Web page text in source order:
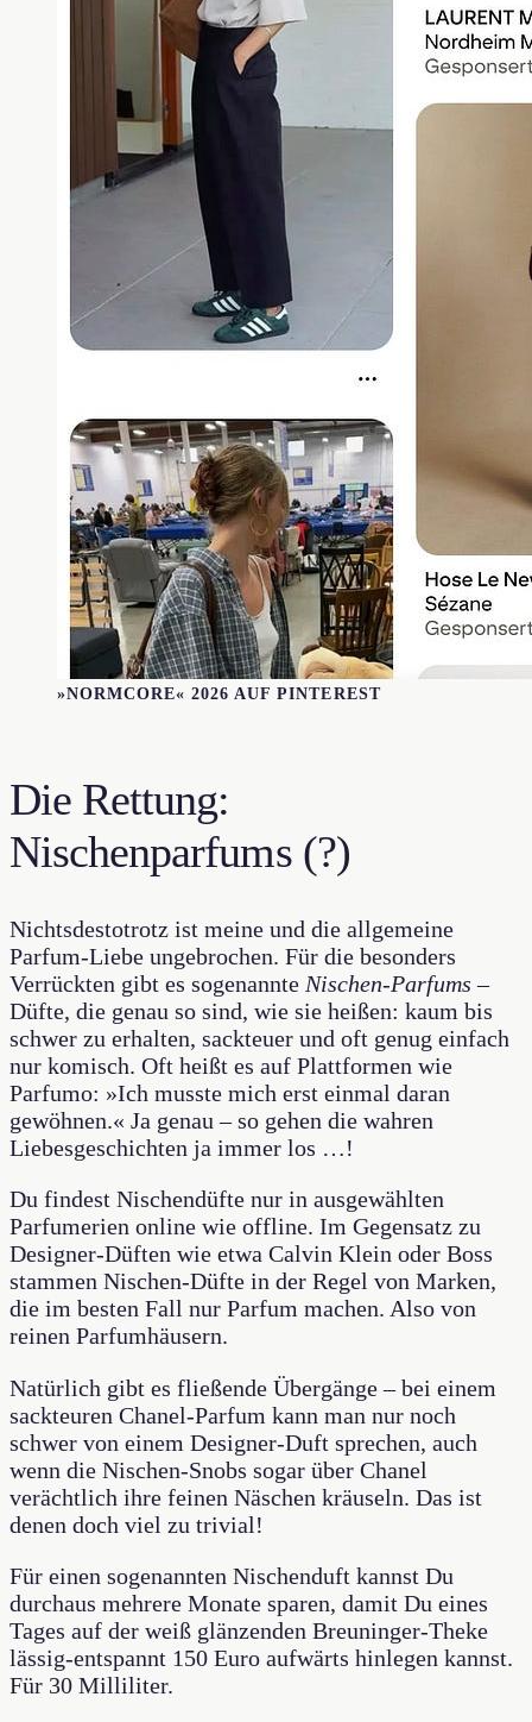
»NORMCORE« 2026 AUF PINTEREST
Die Rettung:
Nischenparfums (?)
Nichtsdestotrotz ist meine und die allgemeine
Parfum-Liebe ungebrochen. Für die besonders
Verrückten gibt es sogenannte Nischen-Parfums –
Düfte, die genau so sind, wie sie heißen: kaum bis
schwer zu erhalten, sackteuer und oft genug einfach
nur komisch. Oft heißt es auf Plattformen wie
Parfumo: »Ich musste mich erst einmal daran
gewöhnen.« Ja genau – so gehen die wahren
Liebesgeschichten ja immer los …!
Du findest Nischendüfte nur in ausgewählten
Parfumerien online wie offline. Im Gegensatz zu
Designer-Düften wie etwa Calvin Klein oder Boss
stammen Nischen-Düfte in der Regel von Marken,
die im besten Fall nur Parfum machen. Also von
reinen Parfumhäusern.
Natürlich gibt es fließende Übergänge – bei einem
sackteuren Chanel-Parfum kann man nur noch
schwer von einem Designer-Duft sprechen, auch
wenn die Nischen-Snobs sogar über Chanel
verächtlich ihre feinen Näschen kräuseln. Das ist
denen doch viel zu trivial!
Für einen sogenannten Nischenduft kannst Du
durchaus mehrere Monate sparen, damit Du eines
Tages auf der weiß glänzenden Breuninger-Theke
lässig-entspannt 150 Euro aufwärts hinlegen kannst.
Für 30 Milliliter.